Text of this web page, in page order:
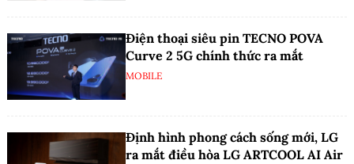
Điện thoại siêu pin TECNO POVA
Curve 2 5G chính thức ra mắt
MOBILE
Định hình phong cách sống mới, LG
ra mắt điều hòa LG ARTCOOL AI Air